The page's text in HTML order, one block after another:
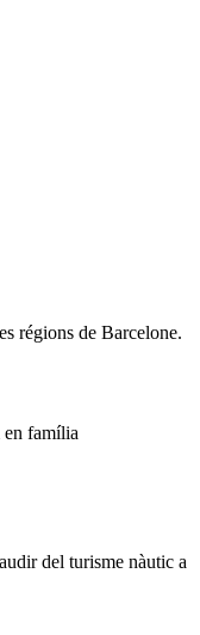
régions de Barcelone.
en família
del turisme nàutic a